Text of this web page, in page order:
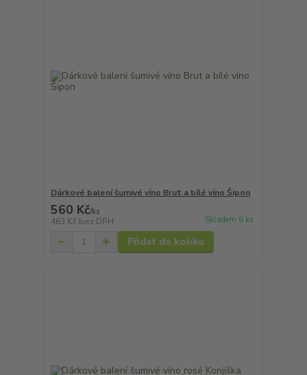
Dárkové balení šumivé víno Brut a bílé víno Šipon
560 Kč/ks
463 Kč bez DPH Skladem 6 ks
Přidat do košíku